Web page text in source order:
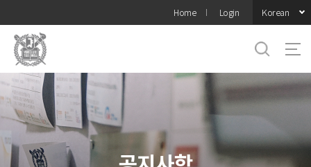
메뉴
Home Login Korean